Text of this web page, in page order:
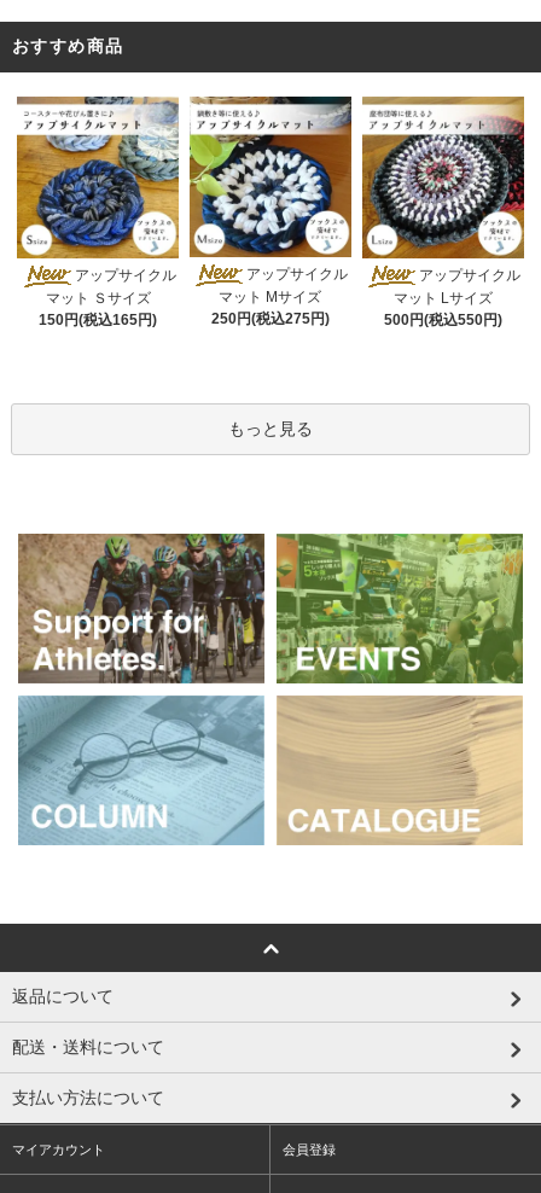
おすすめ商品
アップサイクル
マット Ｓサイズ
150円(税込165円)
アップサイクル
マット Mサイズ
250円(税込275円)
アップサイクル
マット Lサイズ
500円(税込550円)
もっと見る
返品について
配送・送料について
支払い方法について
マイアカウント 会員登録